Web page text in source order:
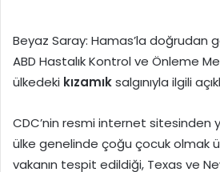
Beyaz Saray: Hamas’la doğrudan
ABD Hastalık Kontrol ve Önleme
ülkedeki kızamıksalgınıyla ilgili
CDC’nin resmi internet sitesinden
ülke genelinde çoğu çocuk olmak
vakanın tespit edildiği, Texas ve